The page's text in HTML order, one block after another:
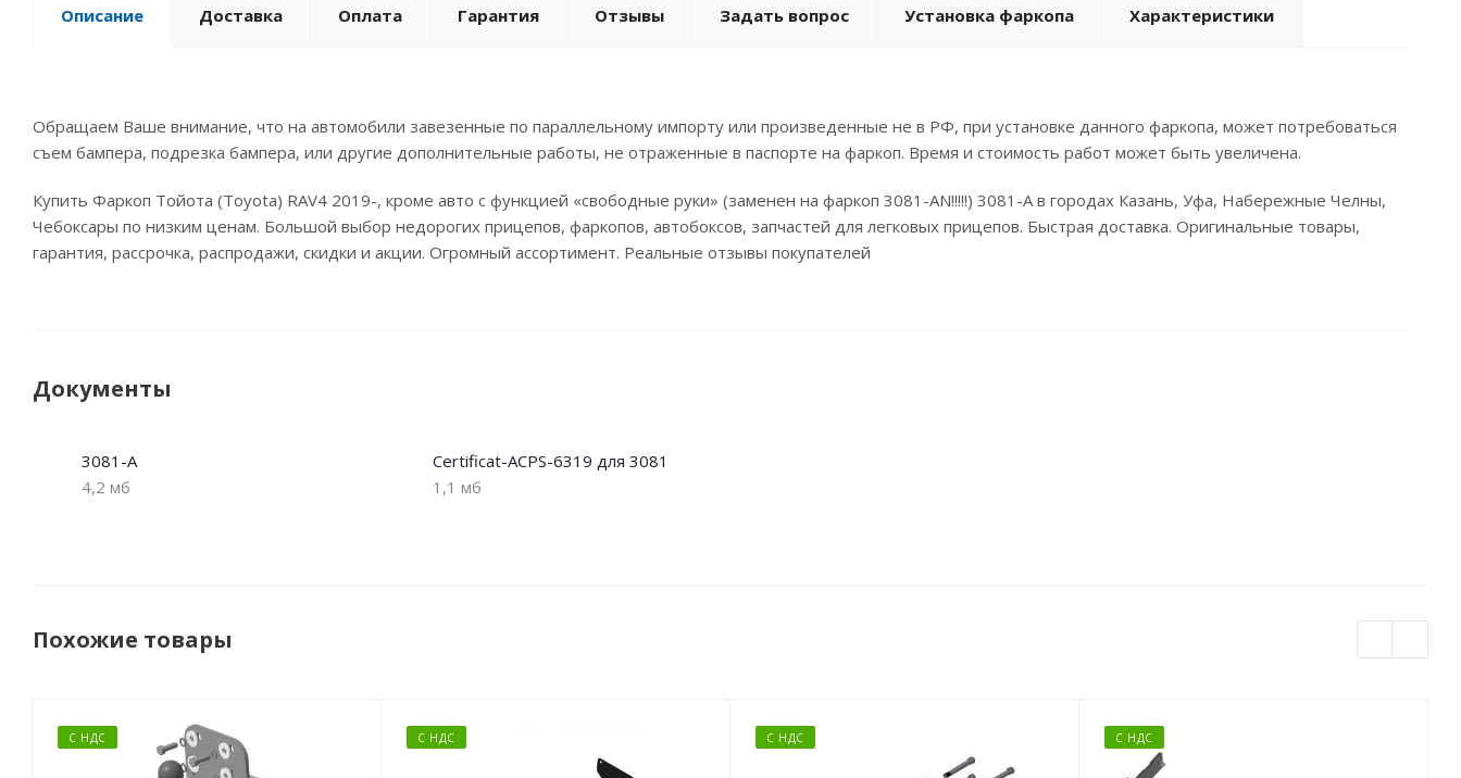
Описание Доставка Оплата Гарантия Отзывы Задать вопрос Установка фаркопа Характеристики
Обращаем Ваше внимание, что на автомобили завезенные по параллельному импорту или произведенные не в РФ, при установке данного фаркопа, может потребоваться
съем бампера, подрезка бампера, или другие дополнительные работы, не отраженные в паспорте на фаркоп. Время и стоимость работ может быть увеличена.
Купить Фаркоп Тойота (Toyota) RAV4 2019-, кроме авто с функцией «свободные руки» (заменен на фаркоп 3081-AN!!!!!) 3081-A в городах Казань, Уфа, Набережные Челны,
Чебоксары по низким ценам. Большой выбор недорогих прицепов, фаркопов, автобоксов, запчастей для легковых прицепов. Быстрая доставка. Оригинальные товары,
гарантия, рассрочка, распродажи, скидки и акции. Огромный ассортимент. Реальные отзывы покупателей
Документы
3081-A
4,2 мб
Certificat-ACPS-6319 для 3081
1,1 мб
Похожие товары
С НДС С НДС С НДС С НДС